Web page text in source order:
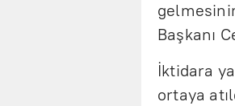
Başkanı
İktidara
ortaya